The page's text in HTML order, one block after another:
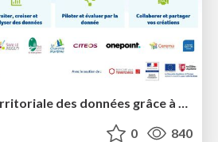
La gouvernance territoriale des données grâce à la plateforme Terreze
0 840